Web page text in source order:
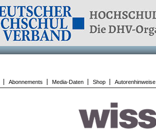
Abonnements Media-Daten Shop Autorenhinweise